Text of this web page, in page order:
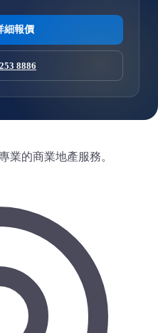
細報價
8886
業的商業地產服務。